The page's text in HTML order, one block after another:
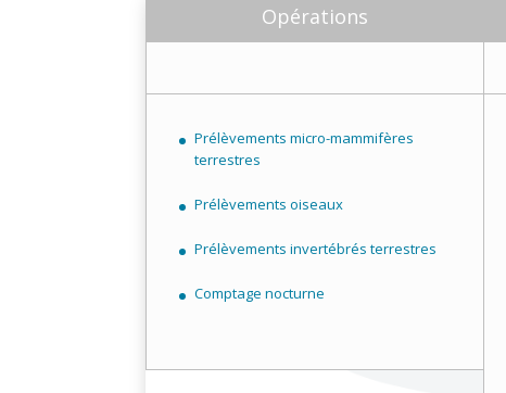
Opérations
Prélèvements micro-mammifères
terrestres
Prélèvements oiseaux
Prélèvements invertébrés terrestres
Comptage nocturne